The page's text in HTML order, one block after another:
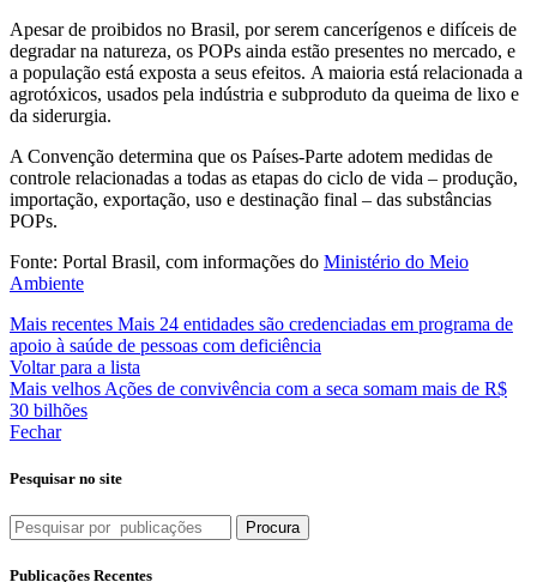
Apesar de proibidos no Brasil, por serem cancerígenos e difíceis de
degradar na natureza, os POPs ainda estão presentes no mercado, e
a população está exposta a seus efeitos. A maioria está relacionada a
agrotóxicos, usados pela indústria e subproduto da queima de lixo e
da siderurgia.
A Convenção determina que os Países-Parte adotem medidas de
controle relacionadas a todas as etapas do ciclo de vida – produção,
importação, exportação, uso e destinação final – das substâncias
POPs.
Fonte: Portal Brasil, com informações do Ministério do Meio
Ambiente
Mais recentes Mais 24 entidades são credenciadas em programa de
apoio à saúde de pessoas com deficiência
Voltar para a lista
Mais velhos Ações de convivência com a seca somam mais de R$
30 bilhões
Fechar
Pesquisar no site
Procura
Publicações Recentes